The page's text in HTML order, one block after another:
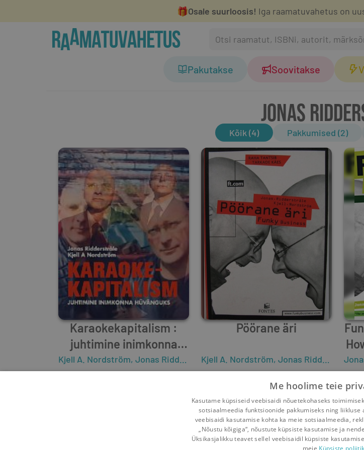
🎁Osale suurloosis! Iga raamatuvahetus on
Pakutakse Soovitakse
JONAS
Kõik (4) Pakkumised (2)
Karaokekapitalism :
juhtimine inimkonna
hüvanguks
Kjell A. Nordström, Jonas Ridderstråle
Pöörane äri
Kjell A. Nordström, Jonas Ridderstråle
Me hoolime teie
Kasutame küpsiseid veebisaidi nõuetekohaseks
sotsiaalmeedia funktsioonide pakkumiseks ning liikluse
veebisaidi kasutamise kohta ka meie sotsiaalmeedia,
„Nõustu kõigiga“, nõustute küpsiste kasutamise ja
Üksikasjalikku teavet sellel veebisaidil küpsiste
meie Küpsiste